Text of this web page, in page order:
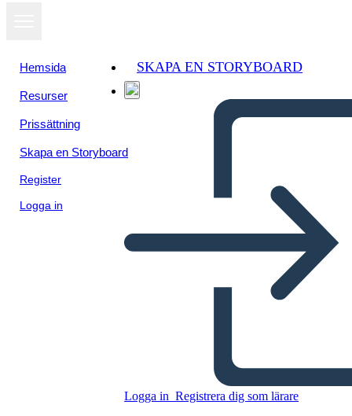
Hemsida
Resurser
Prissättning
Skapa en Storyboard
Register
Logga in
SKAPA EN STORYBOARD
Logga in Registrera dig som lärare
Правила Класса 4
Kopiera denna storyboard
SKAPA EN STORYBOARD